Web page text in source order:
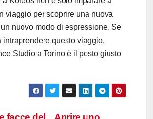
viaggio per scoprire una nuova
nuovo modo di espressione. Se
intraprendere questo viaggio,
Studio a Torino è il posto giusto